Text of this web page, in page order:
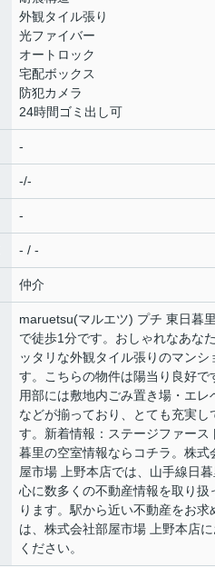
外観タイル張り
光ファイバー
オートロック
宅配ボックス
防犯カメラ
24時間ゴミ出し可
-
-/-
-
- / -
仲介
maruetsu(マルエツ) プチ 東日暮
で徒歩1分です。おしゃれなあな
ッタリな外観タイル張りのマンシ
す。こちらの物件は陽当り良好で
用部には敷地内ごみ置き場・エレ
などが揃っており、とても充実し
す。新着情報：ステージファース
暮里の空室情報ならコチラ。株式
屋市場 上野本店では、山手線日
心に数多くの不動産情報を取り扱
ります。駅から近い不動産をお求
は、株式会社部屋市場 上野本店
ください。